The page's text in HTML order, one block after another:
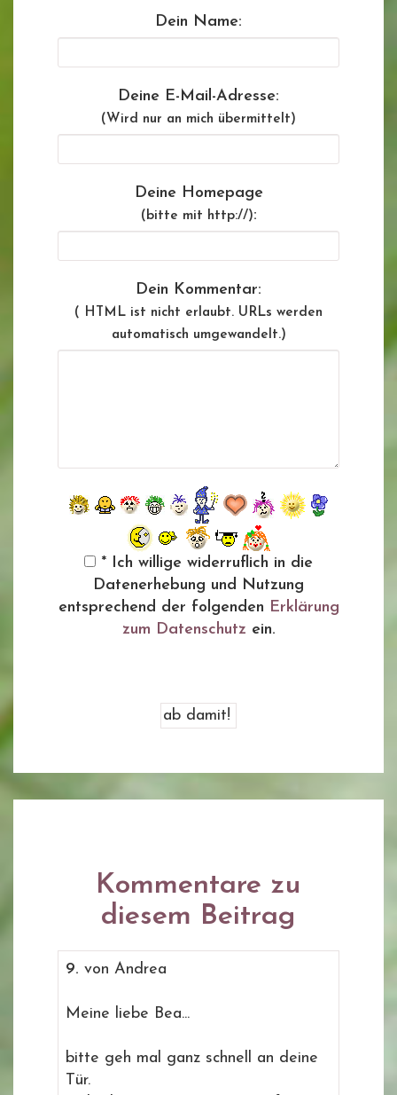
Dein Name:
Deine E-Mail-Adresse:
(Wird nur an mich übermittelt)
Deine Homepage
(bitte mit http://):
Dein Kommentar:
( HTML ist nicht erlaubt. URLs werden
automatisch umgewandelt.)
* Ich willige widerruflich in die
Datenerhebung und Nutzung
entsprechend der folgenden Erklärung
zum Datenschutz ein.
Kommentare zu
diesem Beitrag
9. von Andrea
Meine liebe Bea...
bitte geh mal ganz schnell an deine
Tür.